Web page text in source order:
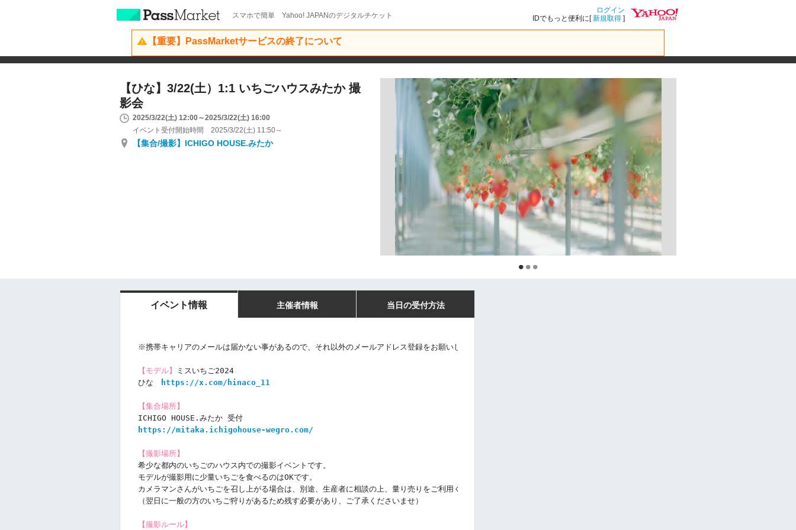
スマホで簡単 Yahoo! JAPANのデジタルチケット
ログイン
IDでもっと便利に[新規取得 ]
【重要】PassMarketサービスの終了について
【ひな】3/22(土）1:1 いちごハウスみたか 撮
影会
2025/3/22(土) 12:00～2025/3/22(土) 16:00
イベント受付開始時間 2025/3/22(土) 11:50～
【集合/撮影】ICHIGO HOUSE.みたか
イベント情報 主催者情報 当日の受付方法
※携帯キャリアのメールは届かない事があるので、それ以外のメールアドレス登録をお願いします。
【モデル】
ミスいちご2024
ひな
https://x.com/hinaco_11
【集合場所】
ICHIGO HOUSE.みたか 受付
https://mitaka.ichigohouse-wegro.com/
【撮影場所】
希少な都内のいちごのハウス内での撮影イベントです。
モデルが撮影用に少量いちごを食べるのはOKです。
カメラマンさんがいちごを召し上がる場合は、別途、生産者に相談の上、量り売りをご利用ください。
（翌日に一般の方のいちご狩りがあるため残す必要があり、ご了承くださいませ）
【撮影ルール】